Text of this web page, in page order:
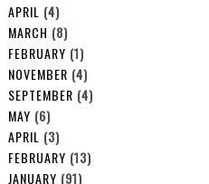
APRIL (4)
MARCH (8)
FEBRUARY (1)
NOVEMBER (4)
SEPTEMBER (4)
MAY (6)
APRIL (3)
FEBRUARY (13)
JANUARY (91)